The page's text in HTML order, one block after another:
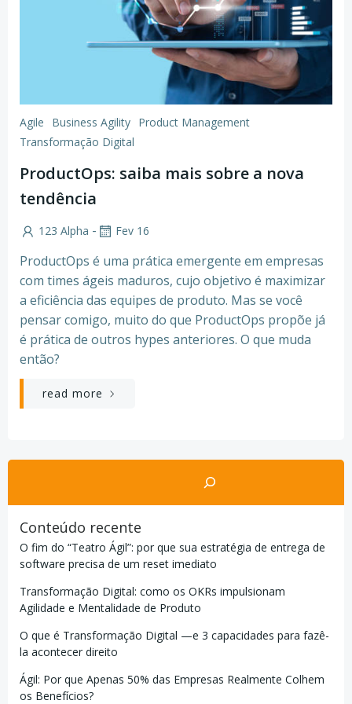
Agile Business Agility Product Management
Transformação Digital
ProductOps: saiba mais sobre a nova
tendência
123 Alpha - Fev 16
ProductOps é uma prática emergente em empresas
com times ágeis maduros, cujo objetivo é maximizar
a eficiência das equipes de produto. Mas se você
pensar comigo, muito do que ProductOps propõe já
é prática de outros hypes anteriores. O que muda
então?
read more
Pesquisar
Conteúdo recente
O fim do “Teatro Ágil”: por que sua estratégia de entrega de
software precisa de um reset imediato
Transformação Digital: como os OKRs impulsionam
Agilidade e Mentalidade de Produto
O que é Transformação Digital —e 3 capacidades para fazê-
la acontecer direito
Ágil: Por que Apenas 50% das Empresas Realmente Colhem
os Benefícios?